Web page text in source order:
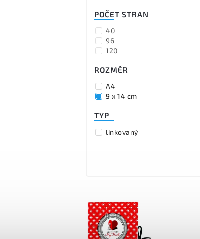
POČET STRAN
40
96
120
ROZMĚR
A4
9 x 14 cm
TYP
linkovaný